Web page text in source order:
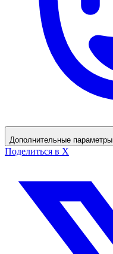
Дополнительные параметры
Поделиться в X